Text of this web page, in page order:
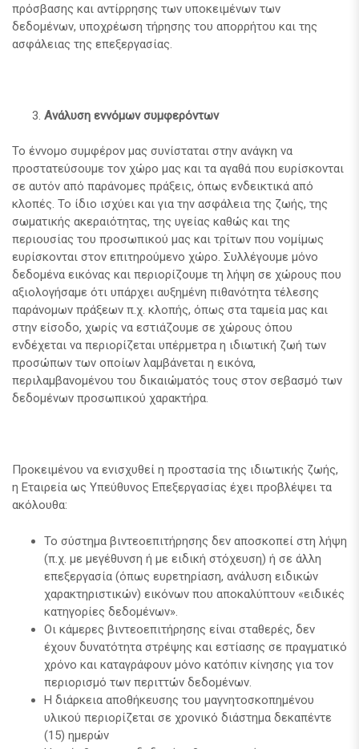
πρόσβασης και αντίρρησης των υποκειμένων των
δεδομένων, υποχρέωση τήρησης του απορρήτου και της
ασφάλειας της επεξεργασίας.
Ανάλυση εννόμων συμφερόντων
Το έννομο συμφέρον μας συνίσταται στην ανάγκη να
προστατεύσουμε τον χώρο μας και τα αγαθά που ευρίσκονται
σε αυτόν από παράνομες πράξεις, όπως ενδεικτικά από
κλοπές. Το ίδιο ισχύει και για την ασφάλεια της ζωής, της
σωματικής ακεραιότητας, της υγείας καθώς και της
περιουσίας του προσωπικού μας και τρίτων που νομίμως
ευρίσκονται στον επιτηρούμενο χώρο. Συλλέγουμε μόνο
δεδομένα εικόνας και περιορίζουμε τη λήψη σε χώρους που
αξιολογήσαμε ότι υπάρχει αυξημένη πιθανότητα τέλεσης
παράνομων πράξεων π.χ. κλοπής, όπως στα ταμεία μας και
στην είσοδο, χωρίς να εστιάζουμε σε χώρους όπου
ενδέχεται να περιορίζεται υπέρμετρα η ιδιωτική ζωή των
προσώπων των οποίων λαμβάνεται η εικόνα,
περιλαμβανομένου του δικαιώματός τους στον σεβασμό των
δεδομένων προσωπικού χαρακτήρα.
Προκειμένου να ενισχυθεί η προστασία της ιδιωτικής ζωής,
η Εταιρεία ως Υπεύθυνος Επεξεργασίας έχει προβλέψει τα
ακόλουθα:
Το σύστημα βιντεοεπιτήρησης δεν αποσκοπεί στη λήψη
(π.χ. με μεγέθυνση ή με ειδική στόχευση) ή σε άλλη
επεξεργασία (όπως ευρετηρίαση, ανάλυση ειδικών
χαρακτηριστικών) εικόνων που αποκαλύπτουν «ειδικές
κατηγορίες δεδομένων».
Οι κάμερες βιντεοεπιτήρησης είναι σταθερές, δεν
έχουν δυνατότητα στρέψης και εστίασης σε πραγματικό
χρόνο και καταγράφουν μόνο κατόπιν κίνησης για τον
περιορισμό των περιττών δεδομένων.
Η διάρκεια αποθήκευσης του μαγνητοσκοπημένου
υλικού περιορίζεται σε χρονικό διάστημα δεκαπέντε
(15) ημερών